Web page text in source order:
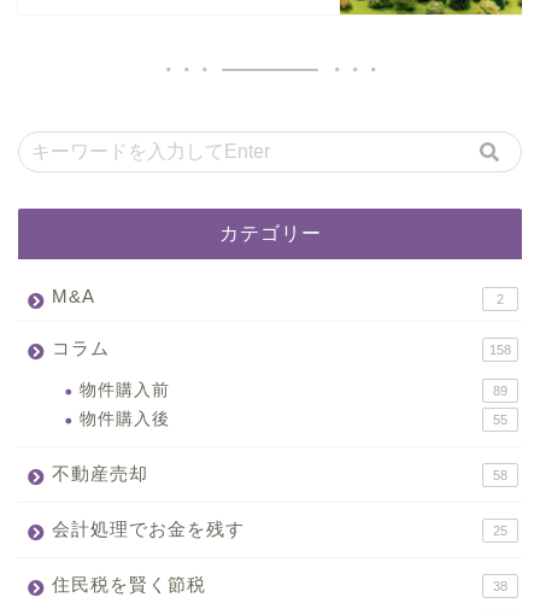
カテゴリー
M&A 2
コラム 158
物件購入前 89
物件購入後 55
不動産売却 58
会計処理でお金を残す 25
住民税を賢く節税 38